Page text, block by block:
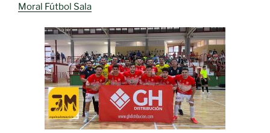
Moral Fútbol Sala